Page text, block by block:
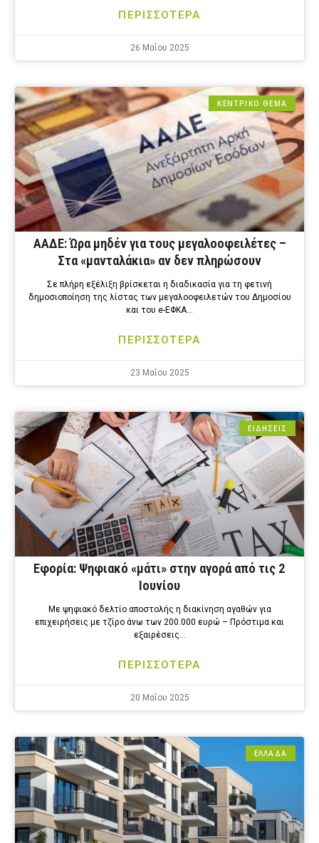
ΠΕΡΙΣΣΟΤΕΡΑ
26 Μαΐου 2025
ΚΕΝΤΡΙΚΟ ΘΕΜΑ
ΑΑΔΕ: Ώρα μηδέν για τους μεγαλοοφειλέτες –
Στα «μανταλάκια» αν δεν πληρώσουν
Σε πλήρη εξέλιξη βρίσκεται η διαδικασία για τη φετινή
δημοσιοποίηση της λίστας των μεγαλοοφειλετών του Δημοσίου
και του e-ΕΦΚΑ…
ΠΕΡΙΣΣΟΤΕΡΑ
23 Μαΐου 2025
ΕΙΔΗΣΕΙΣ
Εφορία: Ψηφιακό «μάτι» στην αγορά από τις 2
Ιουνίου
Με ψηφιακό δελτίο αποστολής η διακίνηση αγαθών για
επιχειρήσεις με τζίρο άνω των 200.000 ευρώ – Πρόστιμα και
εξαιρέσεις…
ΠΕΡΙΣΣΟΤΕΡΑ
20 Μαΐου 2025
ΕΛΛΑΔΑ